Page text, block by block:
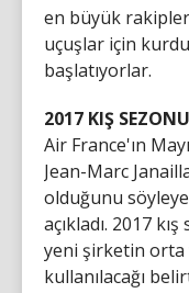
en büyük
uçuşlar için
başlatıyorlar.
2017 KIŞ
Air France'ın
Jean-Marc
olduğunu
açıkladı. 2017
yeni şirketin orta
kullanılacağı